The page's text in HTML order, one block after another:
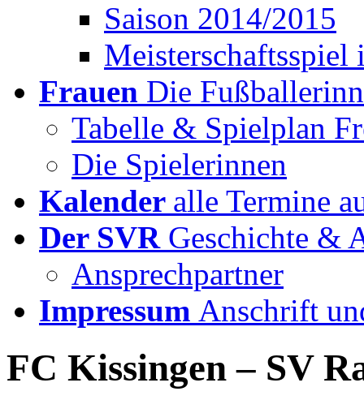
Saison 2014/2015
Meisterschaftsspiel
Frauen Die
Tabelle & Spielplan
Die Spielerinnen
Kalender alle Termine
Der SVR Geschichte &
Ansprechpartner
Impressum Anschrift
FC Kissingen – SV